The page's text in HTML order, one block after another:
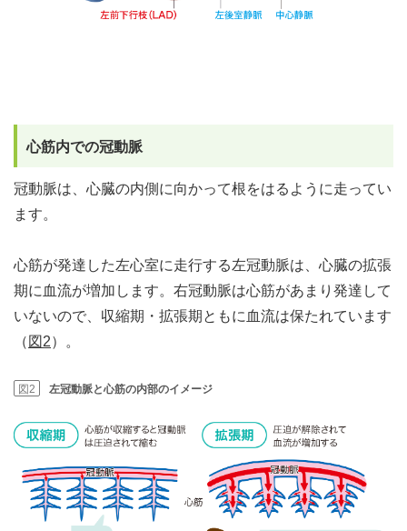
心筋内での冠動脈
冠動脈は、心臓の内側に向かって根をはるように走ってい
ます。
心筋が発達した左心室に走行する左冠動脈は、心臓の拡張
期に血流が増加します。右冠動脈は心筋があまり発達して
いないので、収縮期・拡張期ともに血流は保たれています
（ 図2）。
図2 左冠動脈と心筋の内部のイメージ